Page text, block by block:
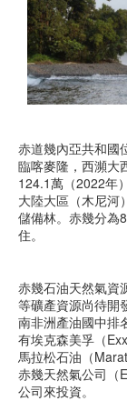
赤道幾內亞共和國
臨喀麥隆，西瀕大
124.1萬（2022年
大陸大區（木尼河
儲備林。赤幾分為
住。
赤幾石油天然氣資
等礦產資源尚待開
南非洲產油國中排
有埃克森美孚（
馬拉松石油（
赤幾天然氣公司（
公司來投資。